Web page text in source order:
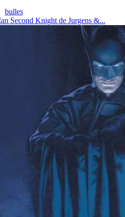
bulles
Second Knight de Jurgens &...